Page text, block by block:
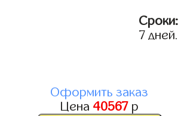
Сроки:
7 дней.
Оформить заказ
Цена 40567 р